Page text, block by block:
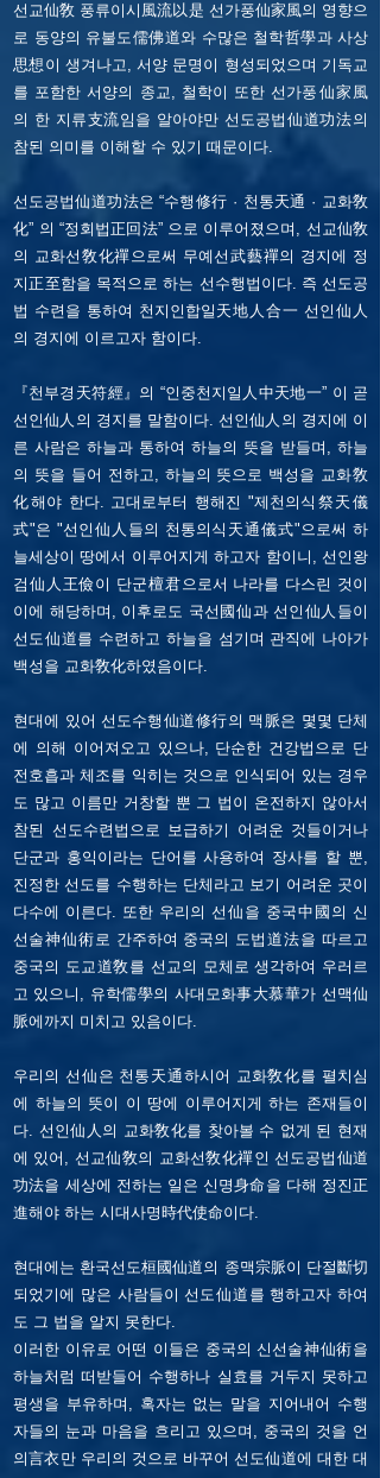
선교仙敎 풍류이시風流以是 선가풍仙家風의 영향으
로 동양의 유불도儒佛道와 수많은 철학哲學과 사상
思想이 생겨나고, 서양 문명이 형성되었으며 기독교
를 포함한 서양의 종교, 철학이 또한 선가풍仙家風
의 한 지류支流임을 알아야만 선도공법仙道功法의
참된 의미를 이해할 수 있기 때문이다.
선도공법仙道功法은 “수행修行 · 천통天通 · 교화敎
化” 의 “정회법正回法” 으로 이루어졌으며, 선교仙敎
의 교화선敎化禪으로써 무예선武藝禪의 경지에 정
지正至함을 목적으로 하는 선수행법이다. 즉 선도공
법 수련을 통하여 천지인합일天地人合一 선인仙人
의 경지에 이르고자 함이다.
『천부경天符經』의 “인중천지일人中天地一” 이 곧
선인仙人의 경지를 말함이다. 선인仙人의 경지에 이
른 사람은 하늘과 통하여 하늘의 뜻을 받들며, 하늘
의 뜻을 들어 전하고, 하늘의 뜻으로 백성을 교화敎
化해야 한다. 고대로부터 행해진 "제천의식祭天儀
式"은 "선인仙人들의 천통의식天通儀式"으로써 하
늘세상이 땅에서 이루어지게 하고자 함이니, 선인왕
검仙人王儉이 단군檀君으로서 나라를 다스린 것이
이에 해당하며, 이후로도 국선國仙과 선인仙人들이
선도仙道를 수련하고 하늘을 섬기며 관직에 나아가
백성을 교화敎化하였음이다.
현대에 있어 선도수행仙道修行의 맥脈은 몇몇 단체
에 의해 이어져오고 있으나, 단순한 건강법으로 단
전호흡과 체조를 익히는 것으로 인식되어 있는 경우
도 많고 이름만 거창할 뿐 그 법이 온전하지 않아서
참된 선도수련법으로 보급하기 어려운 것들이거나
단군과 홍익이라는 단어를 사용하여 장사를 할 뿐,
진정한 선도를 수행하는 단체라고 보기 어려운 곳이
다수에 이른다. 또한 우리의 선仙을 중국中國의 신
선술神仙術로 간주하여 중국의 도법道法을 따르고
중국의 도교道敎를 선교의 모체로 생각하여 우러르
고 있으니, 유학儒學의 사대모화事大慕華가 선맥仙
脈에까지 미치고 있음이다.
우리의 선仙은 천통天通하시어 교화敎化를 펼치심
에 하늘의 뜻이 이 땅에 이루어지게 하는 존재들이
다. 선인仙人의 교화敎化를 찾아볼 수 없게 된 현재
에 있어, 선교仙敎의 교화선敎化禪인 선도공법仙道
功法을 세상에 전하는 일은 신명身命을 다해 정진正
進해야 하는 시대사명時代使命이다.
현대에는 환국선도桓國仙道의 종맥宗脈이 단절斷切
되었기에 많은 사람들이 선도仙道를 행하고자 하여
도 그 법을 알지 못한다.
이러한 이유로 어떤 이들은 중국의 신선술神仙術을
하늘처럼 떠받들어 수행하나 실효를 거두지 못하고
평생을 부유하며, 혹자는 없는 말을 지어내어 수행
자들의 눈과 마음을 흐리고 있으며, 중국의 것을 언
의言衣만 우리의 것으로 바꾸어 선도仙道에 대한 대